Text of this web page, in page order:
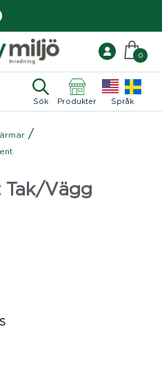
Sök Produkter Språk
0
/
Tak/Vägg